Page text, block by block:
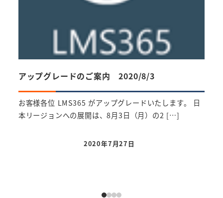
アップグレードのご案内 2020/8/3
お客様各位 LMS365 がアップグレードいたします。 日
本リージョンへの展開は、8月3日（月）の2 […]
投稿日
2020年7月27日